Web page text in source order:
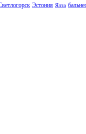
Эстония Ялта